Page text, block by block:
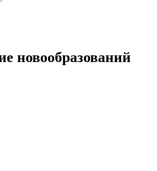
новообразований